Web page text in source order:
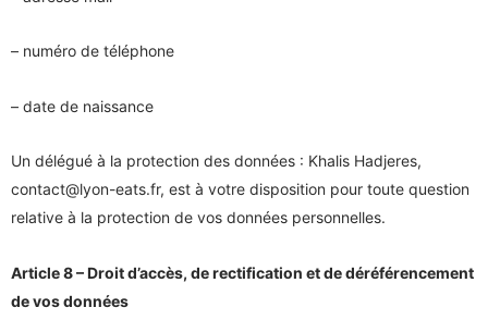
– numéro de téléphone
– date de naissance
Un délégué à la protection des données : Khalis Hadjeres,
contact@lyon-eats.fr, est à votre disposition pour toute question
relative à la protection de vos données personnelles.
Article 8 – Droit d’accès, de rectification et de déréférencement
de vos données